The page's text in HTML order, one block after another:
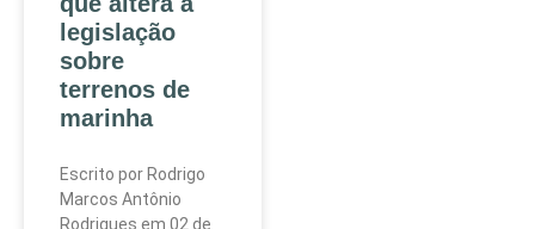
legislação
sobre
terrenos de
marinha
Escrito por Rodrigo
Marcos Antônio
Rodrigues em 02 de